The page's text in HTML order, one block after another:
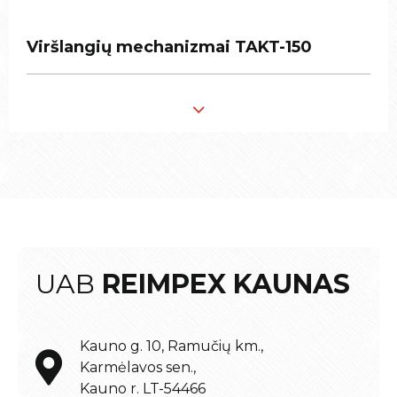
Viršlangių mechanizmai TAKT-150
Viršlangių mechanizmai TAKT-150
UAB REIMPEX KAUNAS
Kauno g. 10, Ramučių km.,
Karmėlavos sen.,
Kauno r. LT-54466